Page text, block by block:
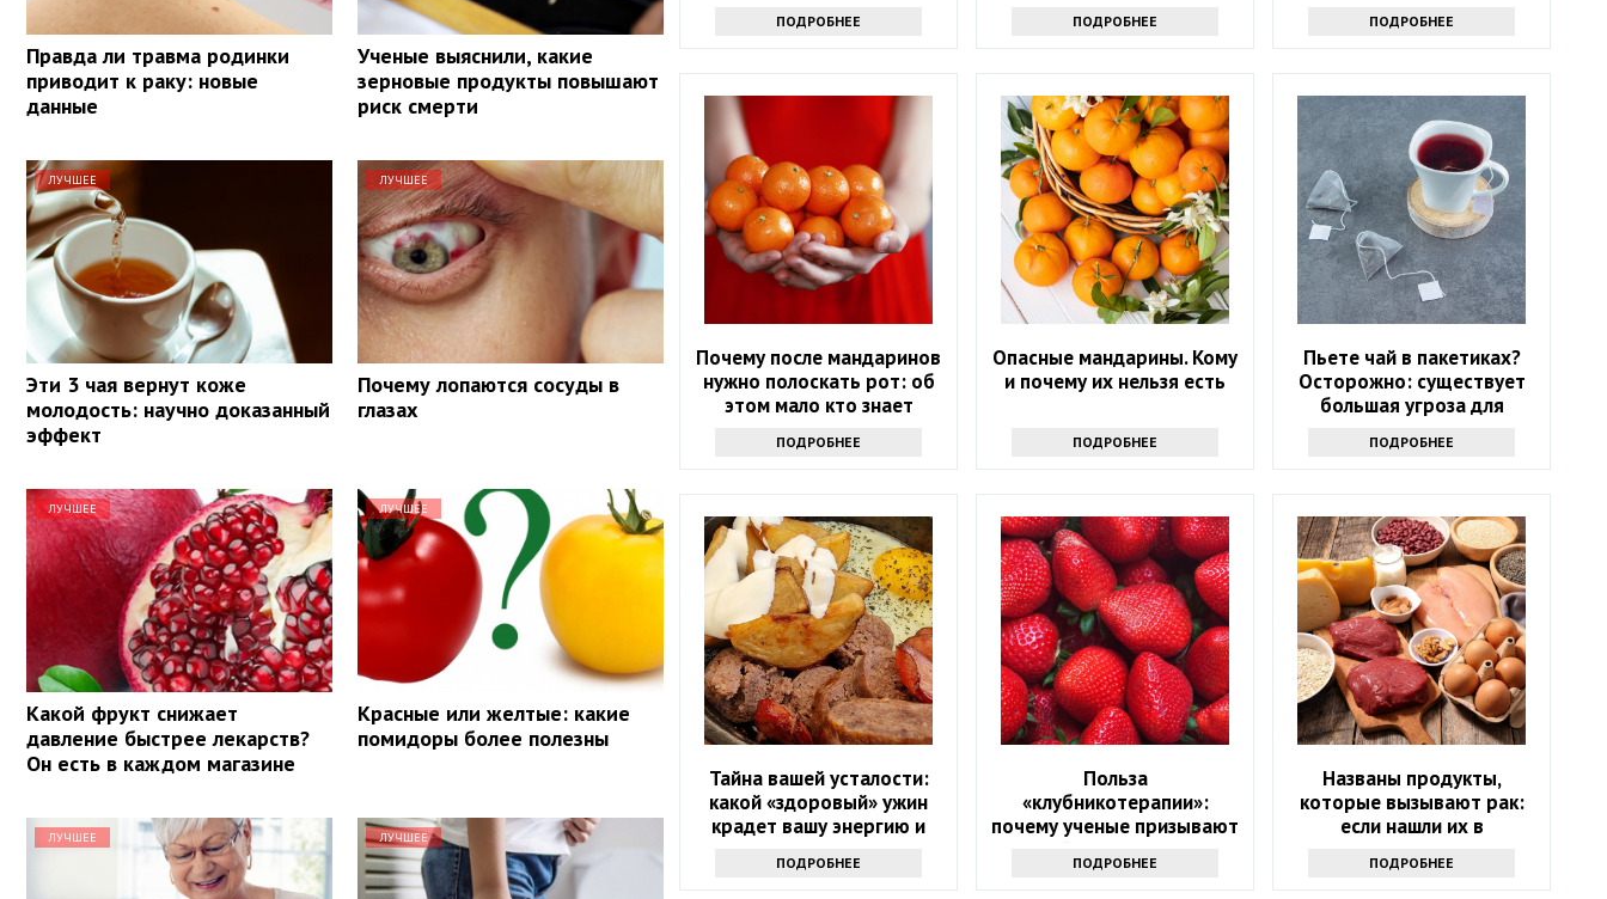
Правда ли травма родинки
приводит к раку: новые
данные
Ученые выяснили, какие
зерновые продукты повышают
риск смерти
ЛУЧШЕЕ
Эти 3 чая вернут коже
молодость: научно доказанный
эффект
ЛУЧШЕЕ
Почему лопаются сосуды в
глазах
ЛУЧШЕЕ
Какой фрукт снижает
давление быстрее лекарств?
Он есть в каждом магазине
ЛУЧШЕЕ
Красные или желтые: какие
помидоры более полезны
ЛУЧШЕЕ ЛУЧШЕЕ
ПОДРОБНЕЕ ПОДРОБНЕЕ ПОДРОБНЕЕ
Почему после мандаринов
нужно полоскать рот: об
этом мало кто знает
ПОДРОБНЕЕ
Опасные мандарины. Кому
и почему их нельзя есть
ПОДРОБНЕЕ
Пьете чай в пакетиках?
Осторожно: существует
большая угроза для
ПОДРОБНЕЕ
Тайна вашей усталости:
какой «здоровый» ужин
крадет вашу энергию и
ПОДРОБНЕЕ
Польза
«клубникотерапии»:
почему ученые призывают
людей в возрасте 50+
налегать на эту ягоду
ПОДРОБНЕЕ
Названы продукты,
которые вызывают рак:
если нашли их в
выбрасывайте
ПОДРОБНЕЕ